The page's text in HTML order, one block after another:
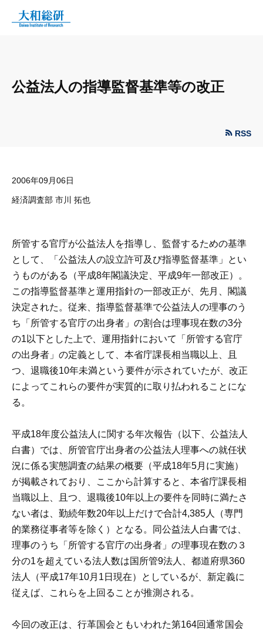
公益法人の指導監督基準等の改正
RSS
2006年09月06日
経済調査部 市川 拓也
所管する官庁が公益法人を指導し、監督するための基準
として、「公益法人の設立許可及び指導監督基準」とい
うものがある（平成8年閣議決定、平成9年一部改正）。
この指導監督基準と運用指針の一部改正が、先月、閣議
決定された。従来、指導監督基準で公益法人の理事のう
ち「所管する官庁の出身者」の割合は理事現在数の3分
の1以下とした上で、運用指針において「所管する官庁
の出身者」の定義として、本省庁課長相当職以上、且
つ、退職後10年未満という要件が示されていたが、改正
によってこれらの要件が実質的に取り払われることにな
る。
平成18年度公益法人に関する年次報告（以下、公益法人
白書）では、所管官庁出身者の公益法人理事への就任状
況に係る実態調査の結果の概要（平成18年5月に実施）
が掲載されており、ここから計算すると、本省庁課長相
当職以上、且つ、退職後10年以上の要件を同時に満たさ
ない者は、勤続年数20年以上だけで合計4,385人（専門
的業務従事者等を除く）となる。同公益法人白書では、
理事のうち「所管する官庁の出身者」の理事現在数の３
分の1を超えている法人数は国所管9法人、都道府県360
法人（平成17年10月1日現在）としているが、新定義に
従えば、これらを上回ることが推測される。
今回の改正は、行革国会ともいわれた第164回通常国会